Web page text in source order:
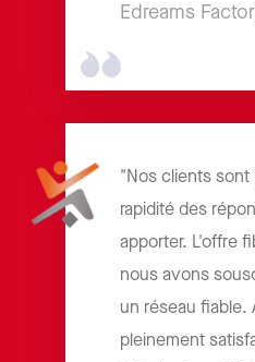
Edreams
"Nos clients sont
rapidité des
apporter. L'offre
nous avons
un réseau fiable.
pleinement